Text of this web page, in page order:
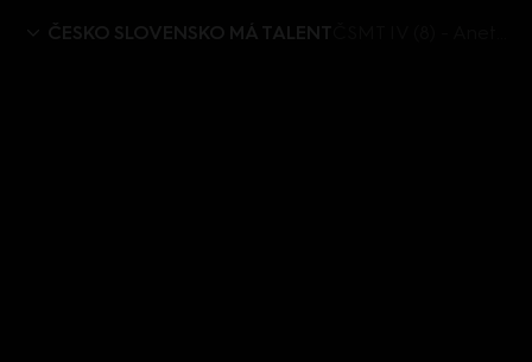
ČESKO SLOVENSKO MÁ TALENT